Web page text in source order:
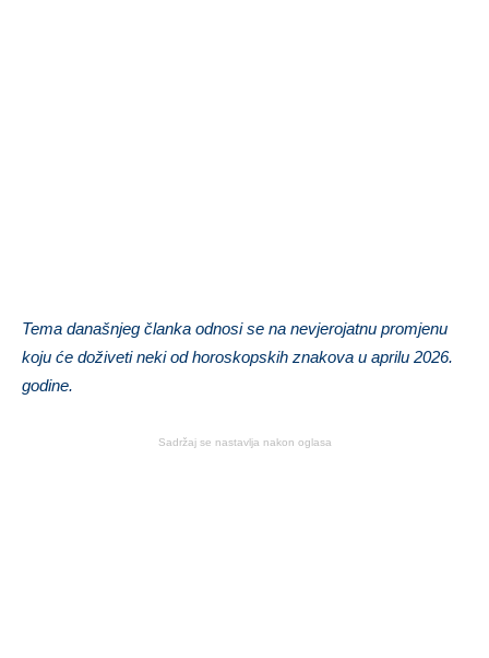
Tema današnjeg članka odnosi se na nevjerojatnu promjenu
koju će doživeti neki od horoskopskih znakova u aprilu 2026.
godine.
Sadržaj se nastavlja nakon oglasa